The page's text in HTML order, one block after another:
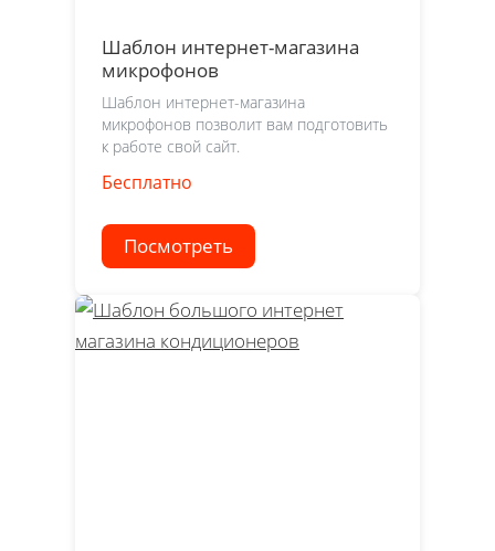
Шаблон интернет-магазина
микрофонов
Шаблон интернет-магазина
микрофонов позволит вам подготовить
к работе свой сайт.
Бесплатно
Посмотреть